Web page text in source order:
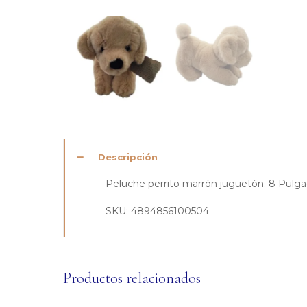
Descripción
Peluche perrito marrón juguetón. 8
SKU: 4894856100504
Productos relacionados